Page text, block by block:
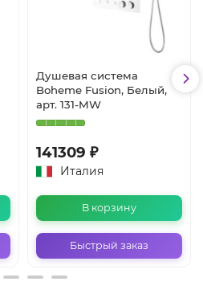
Душевая система
Boheme Fusion, Белый,
арт. 131-MW
141309 ₽
Италия
В корзину
Быстрый заказ